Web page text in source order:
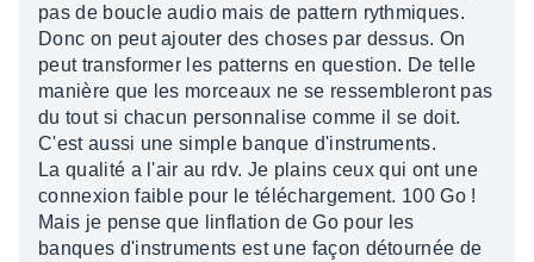
pas de boucle audio mais de pattern rythmiques.
Donc on peut ajouter des choses par dessus. On
peut transformer les patterns en question. De telle
manière que les morceaux ne se ressembleront pas
du tout si chacun personnalise comme il se doit.
C'est aussi une simple banque d'instruments.
La qualité a l'air au rdv. Je plains ceux qui ont une
connexion faible pour le téléchargement. 100 Go !
Mais je pense que linflation de Go pour les
banques d'instruments est une façon détournée de